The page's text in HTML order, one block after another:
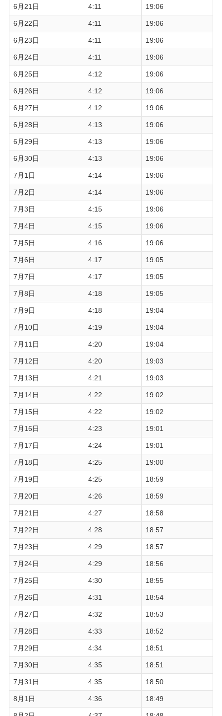
6月21日 4:11 19:06
6月22日 4:11 19:06
6月23日 4:11 19:06
6月24日 4:11 19:06
6月25日 4:12 19:06
6月26日 4:12 19:06
6月27日 4:12 19:06
6月28日 4:13 19:06
6月29日 4:13 19:06
6月30日 4:13 19:06
7月1日 4:14 19:06
7月2日 4:14 19:06
7月3日 4:15 19:06
7月4日 4:15 19:06
7月5日 4:16 19:06
7月6日 4:17 19:05
7月7日 4:17 19:05
7月8日 4:18 19:05
7月9日 4:18 19:04
7月10日 4:19 19:04
7月11日 4:20 19:04
7月12日 4:20 19:03
7月13日 4:21 19:03
7月14日 4:22 19:02
7月15日 4:22 19:02
7月16日 4:23 19:01
7月17日 4:24 19:01
7月18日 4:25 19:00
7月19日 4:25 18:59
7月20日 4:26 18:59
7月21日 4:27 18:58
7月22日 4:28 18:57
7月23日 4:29 18:57
7月24日 4:29 18:56
7月25日 4:30 18:55
7月26日 4:31 18:54
7月27日 4:32 18:53
7月28日 4:33 18:52
7月29日 4:34 18:51
7月30日 4:35 18:51
7月31日 4:35 18:50
8月1日 4:36 18:49